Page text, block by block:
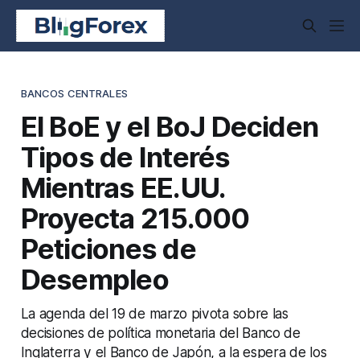
BANCOS CENTRALES
El BoE y el BoJ Deciden
Tipos de Interés
Mientras EE.UU.
Proyecta 215.000
Peticiones de
Desempleo
La agenda del 19 de marzo pivota sobre las
decisiones de política monetaria del Banco de
Inglaterra y el Banco de Japón, a la espera de los